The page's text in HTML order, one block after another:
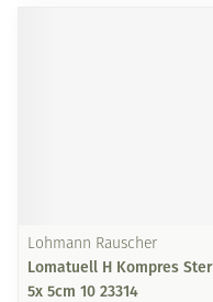
Lohmann Rauscher
Lomatuell H Kompres Ster
5x 5cm 10 23314